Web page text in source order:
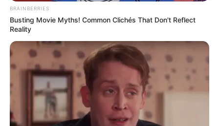
BRAINBERRIES
Busting Movie Myths! Common Clichés That Don't Reflect
Reality